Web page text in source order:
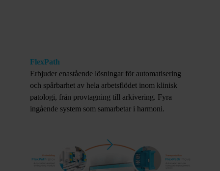
FlexPath
Erbjuder enastående lösningar för automatisering
och spårbarhet av hela arbetsflödet inom klinisk
patologi, från provtagning till arkivering. Fyra
ingående system som samarbetar i harmoni.